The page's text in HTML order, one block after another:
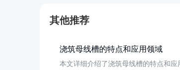
其他推荐
浇筑母线槽的特点和应用领域
本文详细介绍了浇筑母线槽的特点和